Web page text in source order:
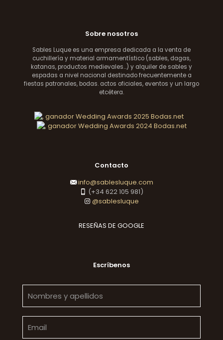
Sobre nosotros
Sables Luque es una empresa dedicada a la venta de
cuchillería y material armamentístico (sables, dagas,
katanas, productos medievales...) y alquiler de sables y
espadas a nivel nacional destinado frecuentemente a
fiestas patronales, bodas. actos oficiales, eventos y un largo
etcétera.
Contacto
info@sablesluque.com
(+34 622 105 981)
@sablesluque
RESEÑAS DE GOOGLE
Escríbenos